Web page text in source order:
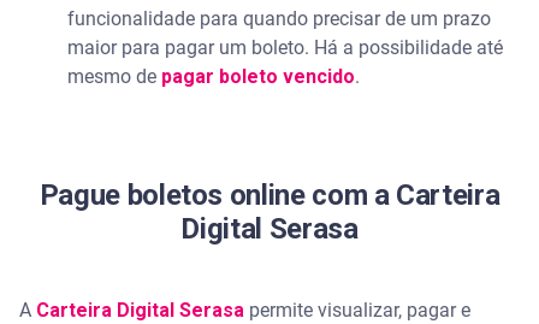
funcionalidade para quando precisar de um prazo
maior para pagar um boleto. Há a possibilidade até
mesmo de pagar boleto vencido.
Pague boletos online com a Carteira
Digital Serasa
A Carteira Digital Serasa permite visualizar, pagar e